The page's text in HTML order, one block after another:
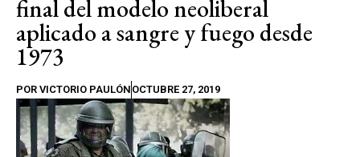
final del modelo neoliberal
aplicado a sangre y fuego desde
1973
POR VICTORIO PAULÓN OCTUBRE 27, 2019